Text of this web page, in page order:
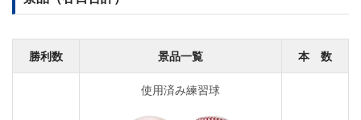
勝利数 景品一覧 本 数
使用済み練習球